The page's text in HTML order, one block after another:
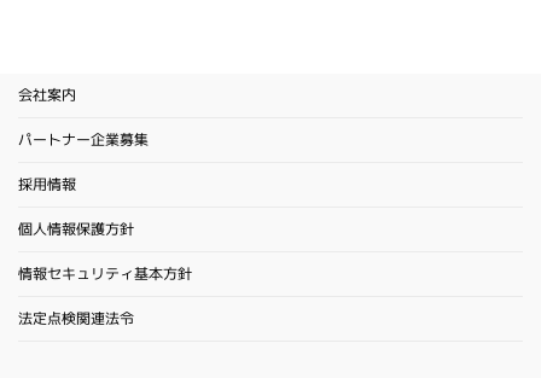
会社案内
パートナー企業募集
採用情報
個人情報保護方針
情報セキュリティ基本方針
法定点検関連法令